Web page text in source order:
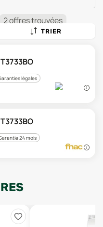
2offrestrouvées
TRIER
légales
24 mois